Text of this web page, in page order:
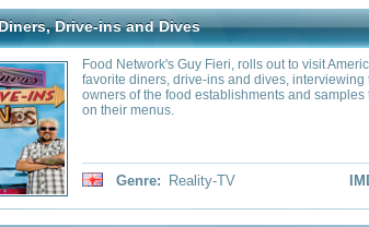
survival experts in the world take on an
40 days. 40 nights. No food, water
they'll need to master the
far beyond the breaking point. Will
to finish?
TV
Untucked! is the access-all-areas